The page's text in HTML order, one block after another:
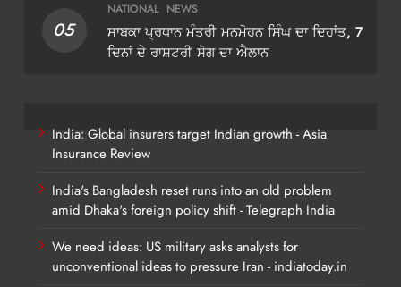
05
NATIONAL NEWS
ਸਾਬਕਾ ਪ੍ਰਧਾਨ ਮੰਤਰੀ ਮਨਮੋਹਨ ਸਿੰਘ ਦਾ ਦਿਹਾਂਤ, 7
ਦਿਨਾਂ ਦੇ ਰਾਸ਼ਟਰੀ ਸੋਗ ਦਾ ਐਲਾਨ
India: Global insurers target Indian growth - Asia
Insurance Review
India's Bangladesh reset runs into an old problem
amid Dhaka's foreign policy shift - Telegraph India
We need ideas: US military asks analysts for
unconventional ideas to pressure Iran - indiatoday.in